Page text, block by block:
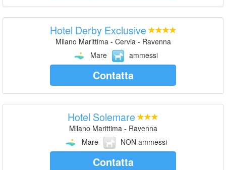
Hotel Derby Exclusive
Milano Marittima - Cervia - Ravenna
Mare
ammessi
Contatta
Hotel Solemare
Milano Marittima - Ravenna
Mare
NON ammessi
Contatta